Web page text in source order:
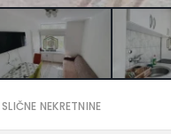
SLIČNE NEKRETNINE